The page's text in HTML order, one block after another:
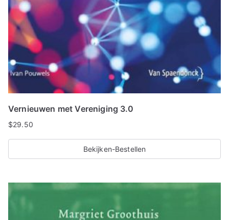
Vernieuwen met Vereniging 3.0
$29.50
Bekijken-Bestellen